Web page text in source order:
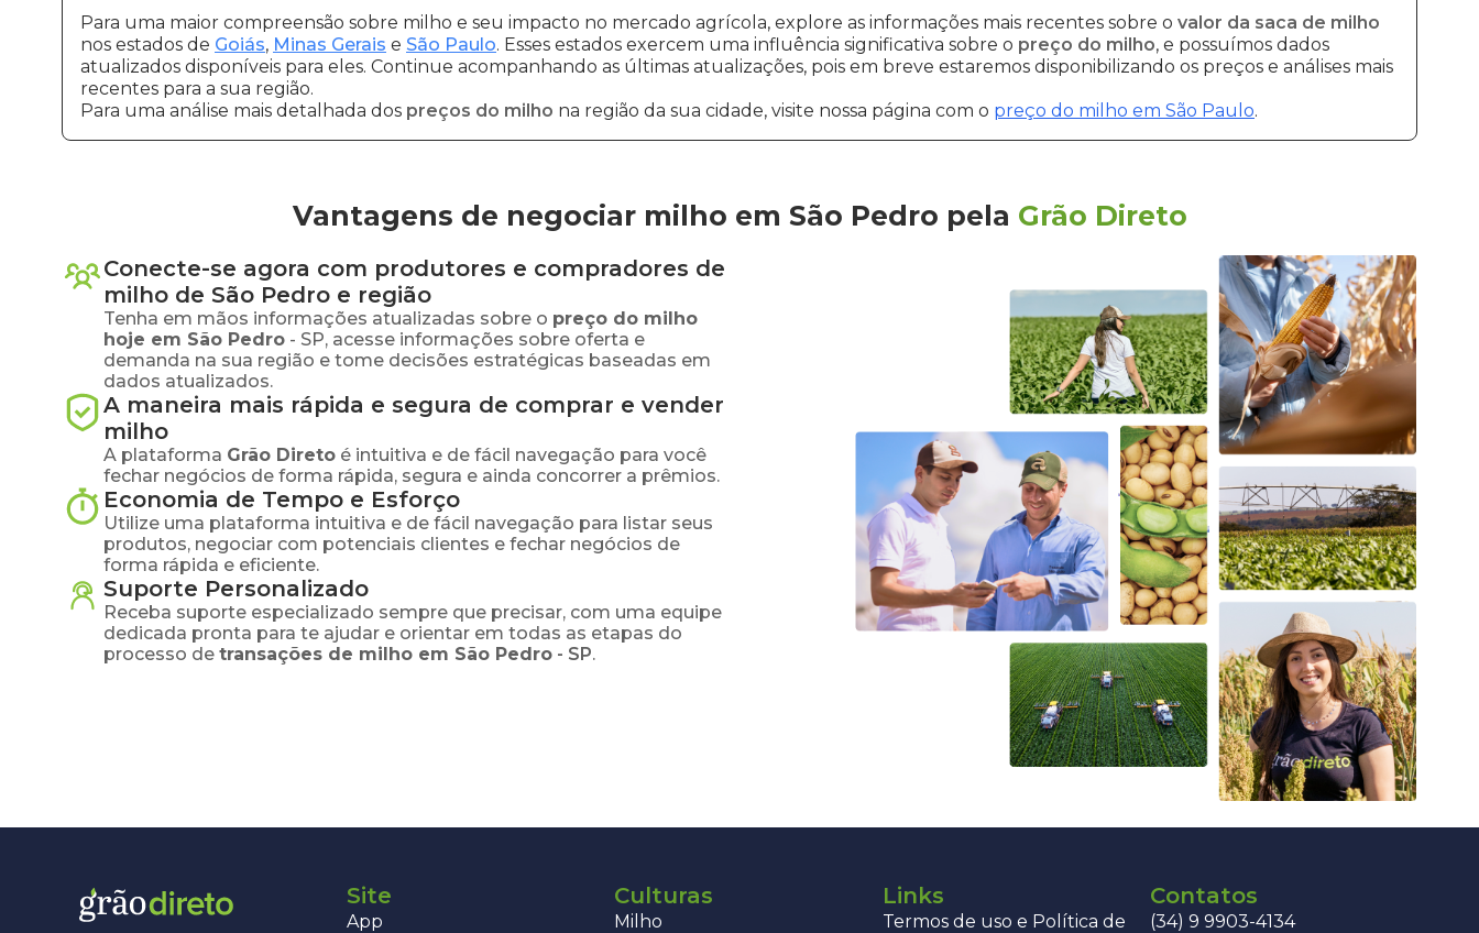
Para uma maior compreensão sobre milho e seu impacto no mercado agrícola, explore as informações mais recentes sobre o valor da saca de milho
nos estados de Goiás, Minas Gerais e São Paulo. Esses estados exercem uma influência significativa sobre o preço do milho, e possuímos dados
atualizados disponíveis para eles. Continue acompanhando as últimas atualizações, pois em breve estaremos disponibilizando os preços e análises mais
recentes para a sua região.
Para uma análise mais detalhada dos preços do milho na região da sua cidade, visite nossa página com o preço do milho em São Paulo.
Vantagens de negociar milho em São Pedro pela Grão Direto
Conecte-se agora com produtores e compradores de
milho de São Pedro e região
Tenha em mãos informações atualizadas sobre o preço do milho
hoje em São Pedro - SP, acesse informações sobre oferta e
demanda na sua região e tome decisões estratégicas baseadas em
dados atualizados.
A maneira mais rápida e segura de comprar e vender
milho
A plataforma Grão Direto é intuitiva e de fácil navegação para você
fechar negócios de forma rápida, segura e ainda concorrer a prêmios.
Economia de Tempo e Esforço
Utilize uma plataforma intuitiva e de fácil navegação para listar seus
produtos, negociar com potenciais clientes e fechar negócios de
forma rápida e eficiente.
Suporte Personalizado
Receba suporte especializado sempre que precisar, com uma equipe
dedicada pronta para te ajudar e orientar em todas as etapas do
processo de transações de milho em São Pedro - SP.
Site
App
Culturas
Milho
Links
Termos de uso e Política de
Contatos
(34) 9 9903-4134